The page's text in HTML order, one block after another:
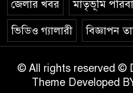
জেলার খবর মাতৃভূমি
ভিডিও গ্যালারী বিজ্ঞাপন
© All rights reserved ©
Theme Developed